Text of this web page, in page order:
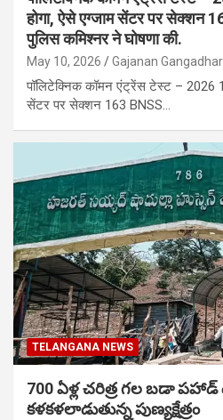
होगा, ऐसे एग्जाम सेंटर पर सेक्शन
पुलिस कमिश्नर ने घोषणा की.
May 10, 2026 Gajanan
पॉलिटेक्निक कॉमन एंट्रेंस टेस्ट – 2026
सेंटर पर सेक्शन 163 BNSS…
TELANGANA NEWS
700 ఏళ్ల చరిత్ర గల బడా పహాడ్
కళకళలాడుతున్న పుణ్యక్షేత్రం